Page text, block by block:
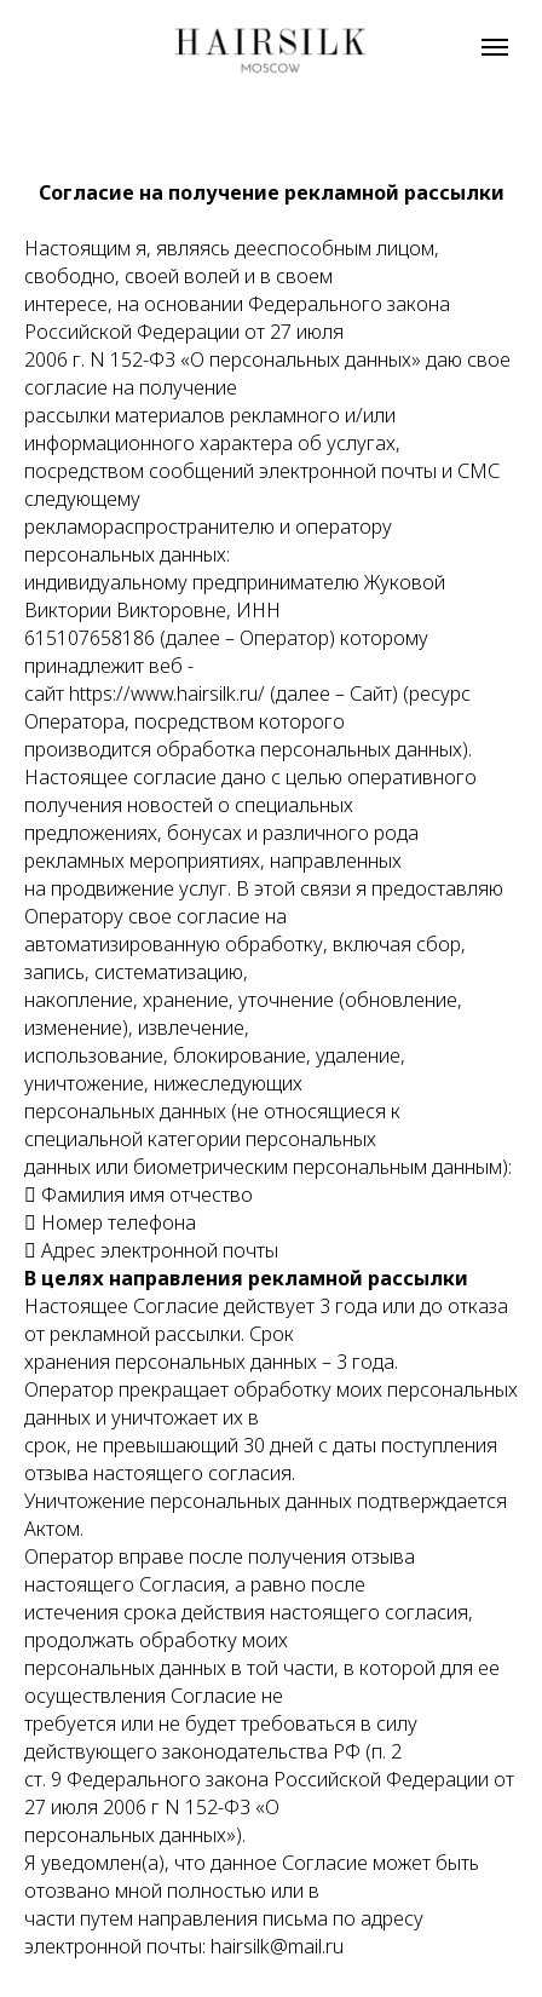
Согласие на получение рекламной рассылки
Настоящим я, являясь дееспособным лицом,
свободно, своей волей и в своем
интересе, на основании Федерального закона
Российской Федерации от 27 июля
2006 г. N 152-ФЗ «О персональных данных» даю свое
согласие на получение
рассылки материалов рекламного и/или
информационного характера об услугах,
посредством сообщений электронной почты и СМС
следующему
рекламораспространителю и оператору
персональных данных:
индивидуальному предпринимателю Жуковой
Виктории Викторовне, ИНН
615107658186 (далее – Оператор) которому
принадлежит веб -
сайт https://www.hairsilk.ru/ (далее – Сайт) (ресурс
Оператора, посредством которого
производится обработка персональных данных).
Настоящее согласие дано с целью оперативного
получения новостей о специальных
предложениях, бонусах и различного рода
рекламных мероприятиях, направленных
на продвижение услуг. В этой связи я предоставляю
Оператору свое согласие на
автоматизированную обработку, включая сбор,
запись, систематизацию,
накопление, хранение, уточнение (обновление,
изменение), извлечение,
использование, блокирование, удаление,
уничтожение, нижеследующих
персональных данных (не относящиеся к
специальной категории персональных
данных или биометрическим персональным данным):
 Фамилия имя отчество
 Номер телефона
 Адрес электронной почты
В целях направления рекламной рассылки
Настоящее Согласие действует 3 года или до отказа
от рекламной рассылки. Срок
хранения персональных данных – 3 года.
Оператор прекращает обработку моих персональных
данных и уничтожает их в
срок, не превышающий 30 дней с даты поступления
отзыва настоящего согласия.
Уничтожение персональных данных подтверждается
Актом.
Оператор вправе после получения отзыва
настоящего Согласия, а равно после
истечения срока действия настоящего согласия,
продолжать обработку моих
персональных данных в той части, в которой для ее
осуществления Согласие не
требуется или не будет требоваться в силу
действующего законодательства РФ (п. 2
ст. 9 Федерального закона Российской Федерации от
27 июля 2006 г N 152-ФЗ «О
персональных данных»).
Я уведомлен(а), что данное Согласие может быть
отозвано мной полностью или в
части путем направления письма по адресу
электронной почты: hairsilk@mail.ru